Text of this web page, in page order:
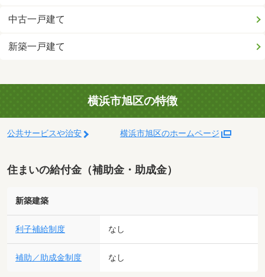
中古一戸建て
新築一戸建て
横浜市旭区の特徴
公共サービスや治安 横浜市旭区のホームページ
住まいの給付金（補助金・助成金）
新築建築
利子補給制度 なし
補助／助成金制度 なし